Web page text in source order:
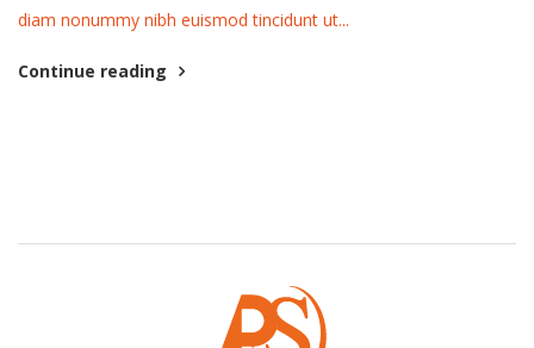
diam nonummy nibh euismod tincidunt ut...
Continue reading